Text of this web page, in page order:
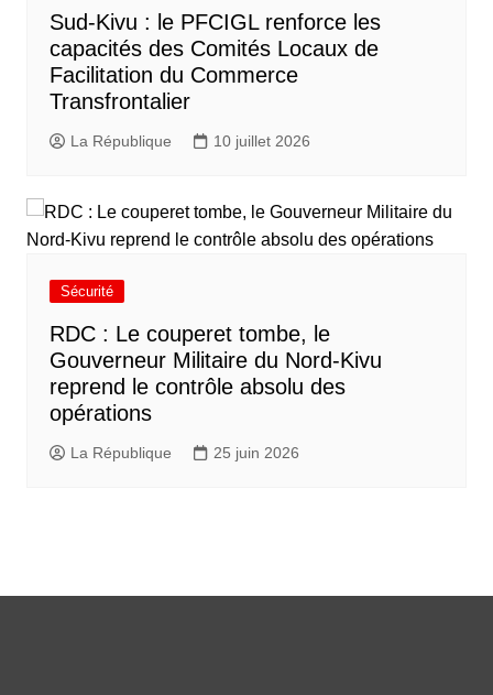
Sud-Kivu : le PFCIGL renforce les
capacités des Comités Locaux de
Facilitation du Commerce
Transfrontalier
La République 10 juillet 2026
Sécurité
RDC : Le couperet tombe, le
Gouverneur Militaire du Nord-Kivu
reprend le contrôle absolu des
opérations
La République 25 juin 2026